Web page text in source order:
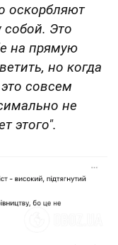
оскорбляют
собой. Это
на прямую
но когда
совсем
не
этого".